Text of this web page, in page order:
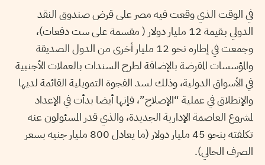
في الوقت الذي وقعت فيه مصر على قرض صندوق النقد
الدولي بـقيمة 12 مليار دولار ( مقسمة على ست دفعات)،
وجمعت في إطاره نحو 12 مليار أخرى من الدول الصديقة
والمؤسسات المقرضة بالإضافة لطرح السندات بالعملات الأجنبية
في الأسواق الدولية، وذلك لسد الفجوة التمويلية القائمة لديها
والإنطلاق في عملية “الإصلاح”، فإنها أيضا بدأت في الإعداد
لمشروع العاصمة الإدارية الجديدة، والذي قدر المسئولون عنه
تكلفته بنحو 45 مليار دولار (ما يعادل 800 مليار جنيه بسعر
الصرف الحالي).